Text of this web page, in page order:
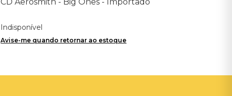
Indisponível
Avise-me quando retornar ao estoque